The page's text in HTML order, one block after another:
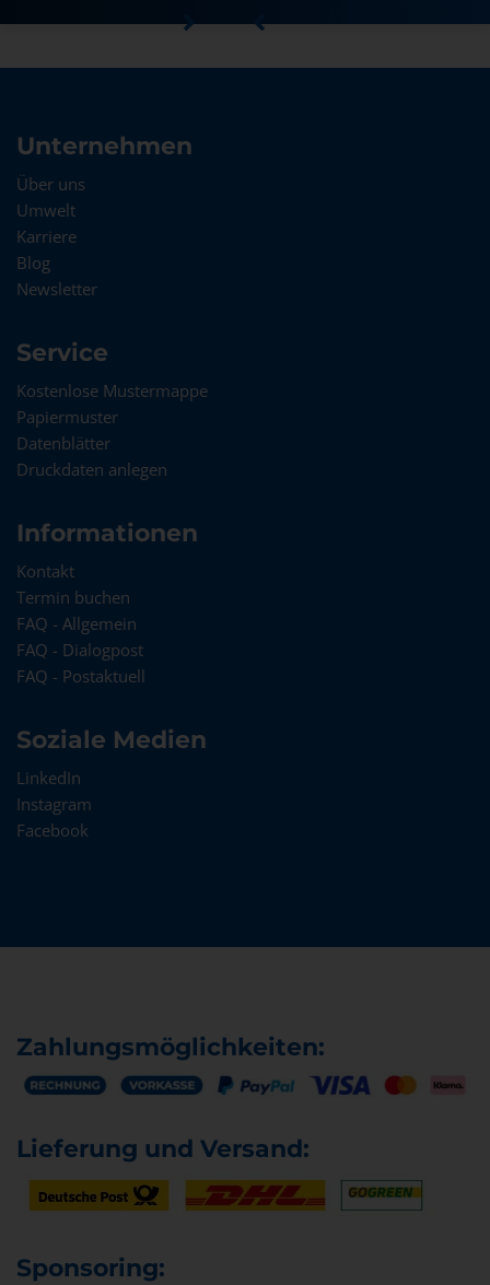
Unternehmen
Über uns
Umwelt
Karriere
Blog
Newsletter
Service
Kostenlose Mustermappe
Papiermuster
Datenblätter
Druckdaten anlegen
Informationen
Kontakt
Termin buchen
FAQ - Allgemein
FAQ - Dialogpost
FAQ - Postaktuell
Soziale Medien
LinkedIn
Instagram
Facebook
Zahlungsmöglichkeiten:
Lieferung und Versand:
Sponsoring: